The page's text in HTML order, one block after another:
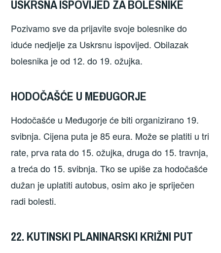
USKRSNA ISPOVIJED ZA BOLESNIKE
Pozivamo sve da prijavite svoje bolesnike do
iduće nedjelje za Uskrsnu ispovijed. Obilazak
bolesnika je od 12. do 19. ožujka.
HODOČAŠĆE U MEĐUGORJE
Hodočašće u Međugorje će biti organizirano 19.
svibnja. Cijena puta je 85 eura. Može se platiti u tri
rate, prva rata do 15. ožujka, druga do 15. travnja,
a treća do 15. svibnja. Tko se upiše za hodočašće
dužan je uplatiti autobus, osim ako je spriječen
radi bolesti.
22. KUTINSKI PLANINARSKI KRIŽNI PUT